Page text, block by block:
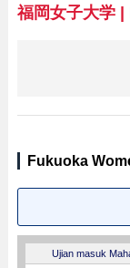
Sciences, serta
mancanegara seperti
prasarana kampus,
福岡女子大学|
Fukuoka
Ujian masuk